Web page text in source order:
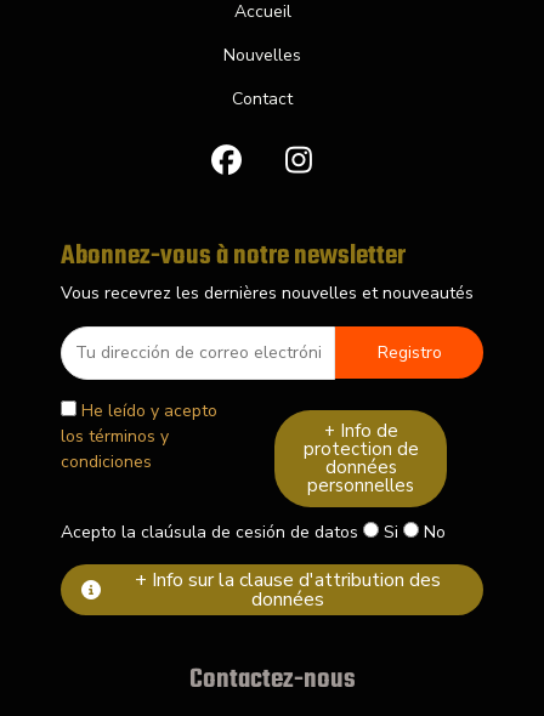
Accueil
Nouvelles
Contact
a
c
b
o
o
k
n
s
a
g
r
a
m
Abonnez-vous à notre newsletter
Vous recevrez les dernières nouvelles et nouveautés
He leído y acepto
los términos y
condiciones
+ Info de
protection de
données
personnelles
Acepto la claúsula de cesión de datos Si No
+ Info sur la clause d'attribution des
données
Contactez-nous